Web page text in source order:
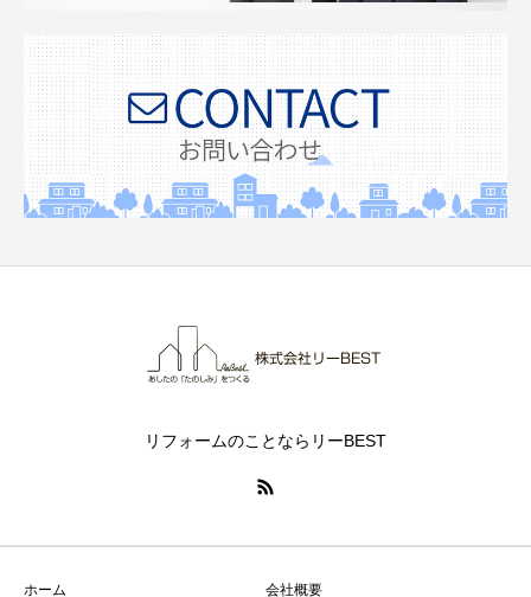
リフォームのことならリーBEST
ホーム 会社概要